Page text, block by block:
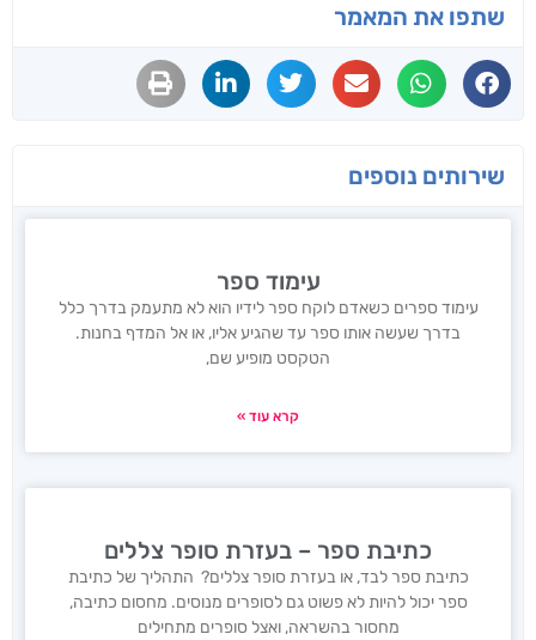
את המאמר
נוספים
עימוד ספר
עימוד ספרים כשאדם לוקח ספר לידיו הוא לא מתעמק בדרך כלל
בדרך שעשה אותו ספר עד שהגיע אליו, או אל המדף בחנות.
הטקסט מופיע שם,
קרא עוד »
כתיבת ספר – בעזרת סופר צללים
כתיבת ספר לבד, או בעזרת סופר צללים? התהליך של כתיבת
ספר יכול להיות לא פשוט גם לסופרים מנוסים. מחסום כתיבה,
מחסור בהשראה, ואצל סופרים מתחילים